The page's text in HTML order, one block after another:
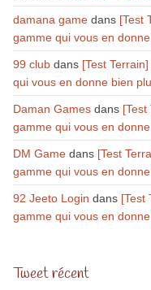
damana gamedans [Test
gamme qui vous en
99 clubdans [Test
qui vous en donne bien
Daman Gamesdans [Test
gamme qui vous en
DM Gamedans [Test
gamme qui vous en
92 Jeeto Login dans [Test
gamme qui vous en
Tweet récent